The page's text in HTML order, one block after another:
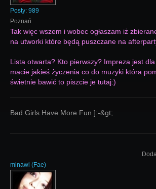
Posty: 989
Poznań
Tak więc wszem i wobec ogłaszam iż
na utworki które będą puszczane na
Lista otwarta? Kto pierwszy? Impreza jest
macie jakieś życzenia co do muzyki która
świetnie bawić to piszcie je tutaj:)
Bad Girls Have More Fun ]:-&gt;
minawi (Fae)